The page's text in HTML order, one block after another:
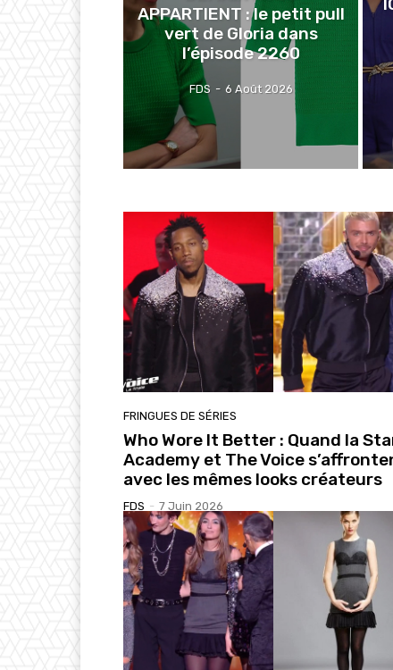
APPARTIENT : le petit pull
vert de Gloria dans
l’épisode 2260
FDS - 6 Août 2026
FRINGUES DE SÉRIES
Who Wore It Better : Quand la
Academy et The Voice
avec les mêmes looks créateurs
FDS - 7 Juin 2026